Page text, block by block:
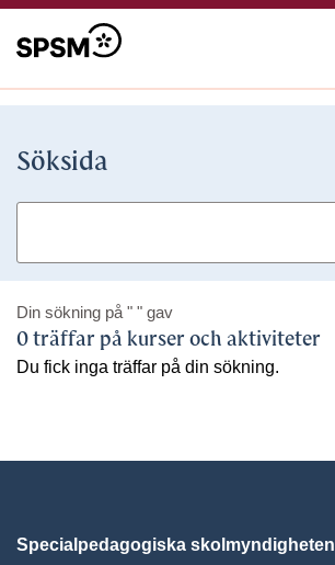
Söksida
Din sökning på " " gav
0 träffar på kurser och aktiviteter
Du fick inga träffar på din sökning.
Specialpedagogiska skolmyndigheten